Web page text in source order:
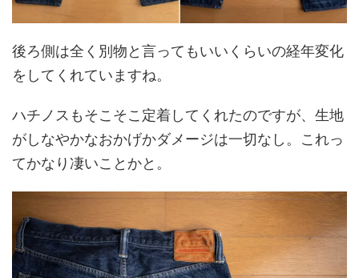
後ろ側は全く別物と言ってもいいくらいの経年変化
をしてくれていますね。
ハチノスもそこそこ定着してくれたのですが、生地
がしなやかなおかげかダメージは一切なし。これっ
てかなり凄いことかと。